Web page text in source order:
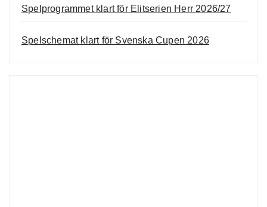
Spelprogrammet klart för Elitserien Herr 2026/27
Spelschemat klart för Svenska Cupen 2026